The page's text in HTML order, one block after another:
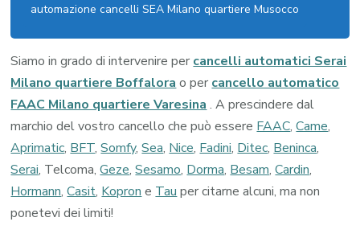
automazione cancelli SEA Milano quartiere Musocco
Siamo in grado di intervenire per cancelli automatici Serai
Milano quartiere Boffalora o per cancello automatico
FAAC Milano quartiere Varesina . A prescindere dal
marchio del vostro cancello che può essere FAAC,Came,
Aprimatic, BFT,Somfy,Sea, Nice, Fadini, Ditec, Beninca,
Serai, Telcoma,Geze,Sesamo, Dorma, Besam,Cardin,
Hormann,Casit, Kopron e Tau per citarne alcuni, ma non
ponetevi dei limiti!